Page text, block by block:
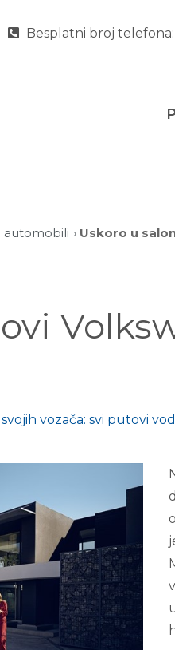
Besplatni broj telefona:
automobili Uskoro u
vozača: svi putovi